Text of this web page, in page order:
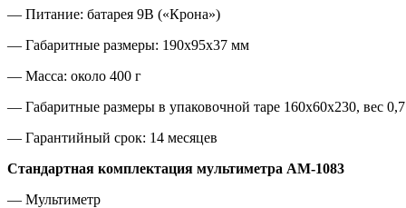
— Питание: батарея 9В («Крона»)
— Габаритные размеры: 190х95х37 мм
— Масса: около 400 г
— Габаритные размеры в упаковочной таре 160х60х230, вес 0,7
— Гарантийный срок: 14 месяцев
Стандартная комплектация мультиметра АМ-1083
— Мультиметр